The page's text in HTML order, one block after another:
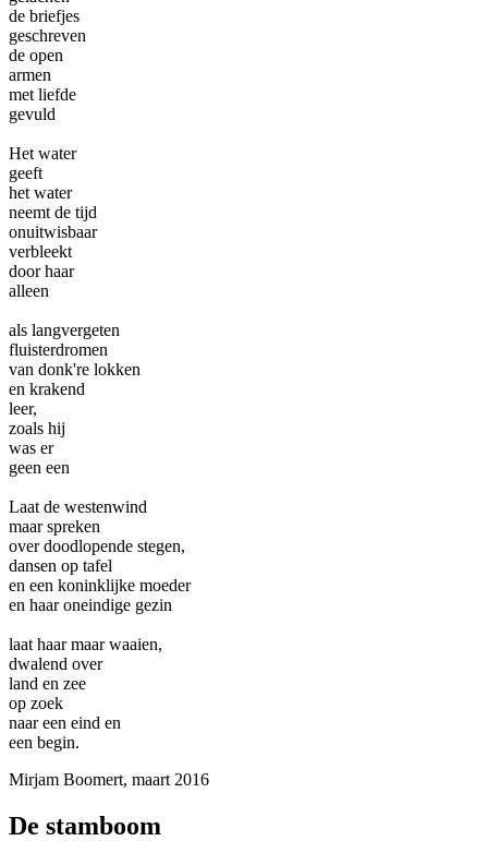
de briefjes
geschreven
de open
armen
met liefde
gevuld
Het water
geeft
het water
neemt de tijd
onuitwisbaar
verbleekt
door haar
alleen
als langvergeten
fluisterdromen
van donk're lokken
en krakend
leer,
zoals hij
was er
geen een
Laat de westenwind
maar spreken
over doodlopende stegen,
dansen op tafel
en een koninklijke moeder
en haar oneindige gezin
laat haar maar waaien,
dwalend over
land en zee
op zoek
naar een eind en
een begin.
Mirjam Boomert, maart 2016
De stamboom